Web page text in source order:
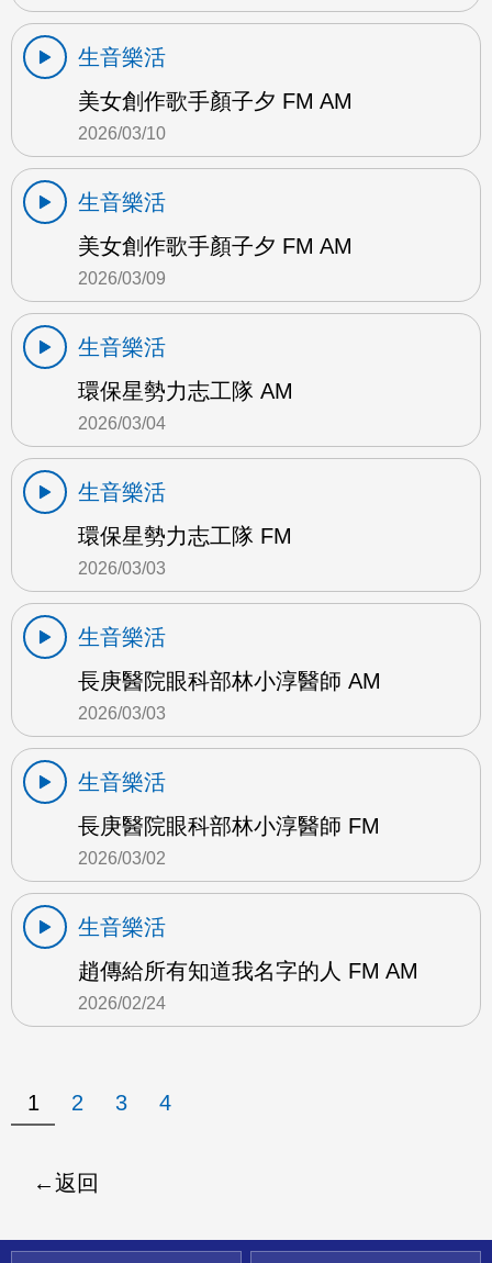
生音樂活
美女創作歌手顏子夕 FM AM
2026/03/10
生音樂活
美女創作歌手顏子夕 FM AM
2026/03/09
生音樂活
環保星勢力志工隊 AM
2026/03/04
生音樂活
環保星勢力志工隊 FM
2026/03/03
生音樂活
長庚醫院眼科部林小淳醫師 AM
2026/03/03
生音樂活
長庚醫院眼科部林小淳醫師 FM
2026/03/02
生音樂活
趙傳給所有知道我名字的人 FM AM
2026/02/24
1 2 3 4
返回